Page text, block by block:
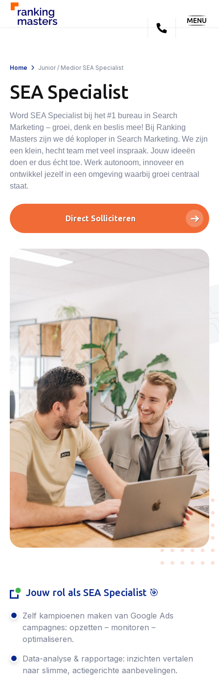
MENU
Home Junior / Medior SEA Specialist
SEA Specialist
Word SEA Specialist bij het #1 bureau in Search
Marketing – groei, denk en beslis mee! Bij Ranking
Masters zijn we dé koploper in Search Marketing. We zijn
een klein, hecht team met veel inspraak. Jouw ideeën
doen er dus écht toe. Werk autonoom, innoveer en
ontwikkel jezelf in een omgeving waarbij groei centraal
staat.
Direct Solliciteren
Jouw rol als SEA Specialist 🎯
Zelf kampioenen maken van Google Ads
campagnes: opzetten – monitoren –
optimaliseren.
Data-analyse & rapportage: inzichten vertalen
naar slimme, actiegerichte aanbevelingen.